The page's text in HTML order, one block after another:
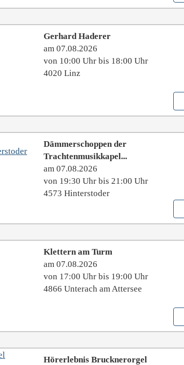
Gerhard Haderer
am 07.08.2026
von 10:00 Uhr bis 18:00 Uhr
4020 Linz
Dämmerschoppen der
Trachtenmusikkapel...
am 07.08.2026
von 19:30 Uhr bis 21:00 Uhr
4573 Hinterstoder
Klettern am Turm
am 07.08.2026
von 17:00 Uhr bis 19:00 Uhr
4866 Unterach am Attersee
Hörerlebnis Brucknerorgel